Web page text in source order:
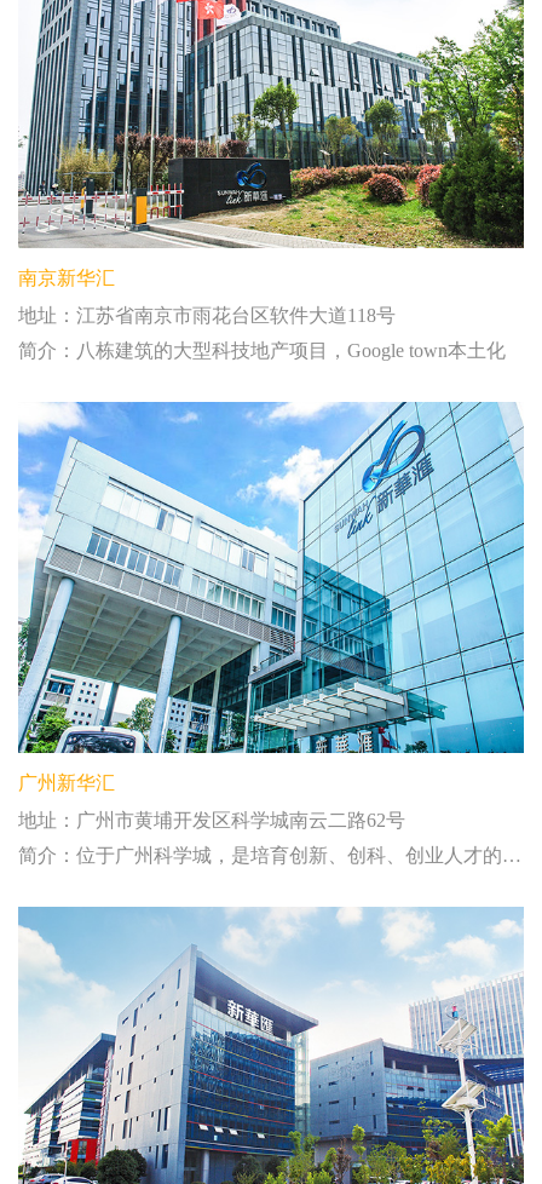
南京新华汇
地址：江苏省南京市雨花台区软件大道118号
简介：八栋建筑的大型科技地产项目，Google town本土化
广州新华汇
地址：广州市黄埔开发区科学城南云二路62号
简介：位于广州科学城，是培育创新、创科、创业人才的基地